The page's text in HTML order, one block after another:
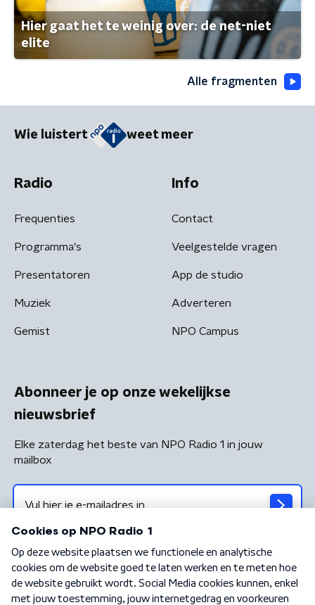
Hier gaat het te weinig over: de net-niet
elite
Alle fragmenten
Wie luistert weet meer
Radio
Frequenties
Programma's
Presentatoren
Muziek
Gemist
Info
Contact
Veelgestelde vragen
App de studio
Adverteren
NPO Campus
Abonneer je op onze wekelijkse
nieuwsbrief
Elke zaterdag het beste van NPO Radio 1 in jouw
mailbox
Algemene voorwaarden Privacybeleid